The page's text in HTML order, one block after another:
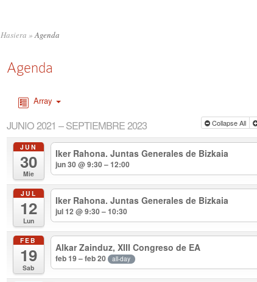
Hasiera »Agenda
Agenda
Array
JUNIO 2021 – SEPTIEMBRE 2023 Collapse All
JUN
30
Mie
Iker Rahona. Juntas Generales de Bizkaia
jun 30 @ 9:30 – 12:00
JUL
12
Lun
Iker Rahona. Juntas Generales de Bizkaia
jul 12 @ 9:30 – 10:30
FEB
19
Sab
Alkar Zainduz, XIII Congreso de EA
feb 19 – feb 20 all-day